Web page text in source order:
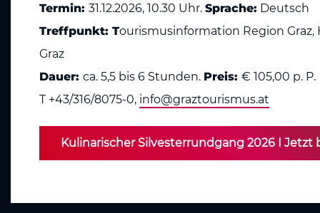
Termin: 31.12.2026, 10.30 Uhr. Sprache: Deutsch
Treffpunkt: Tourismusinformation Region Graz,
Graz
Dauer: ca. 5,5 bis 6 Stunden. Preis: € 105,00 p. P.
T +43/316/8075-0, info@graztourismus.at
Kulinarischer Silvesterrundgang 2026 I Jetzt